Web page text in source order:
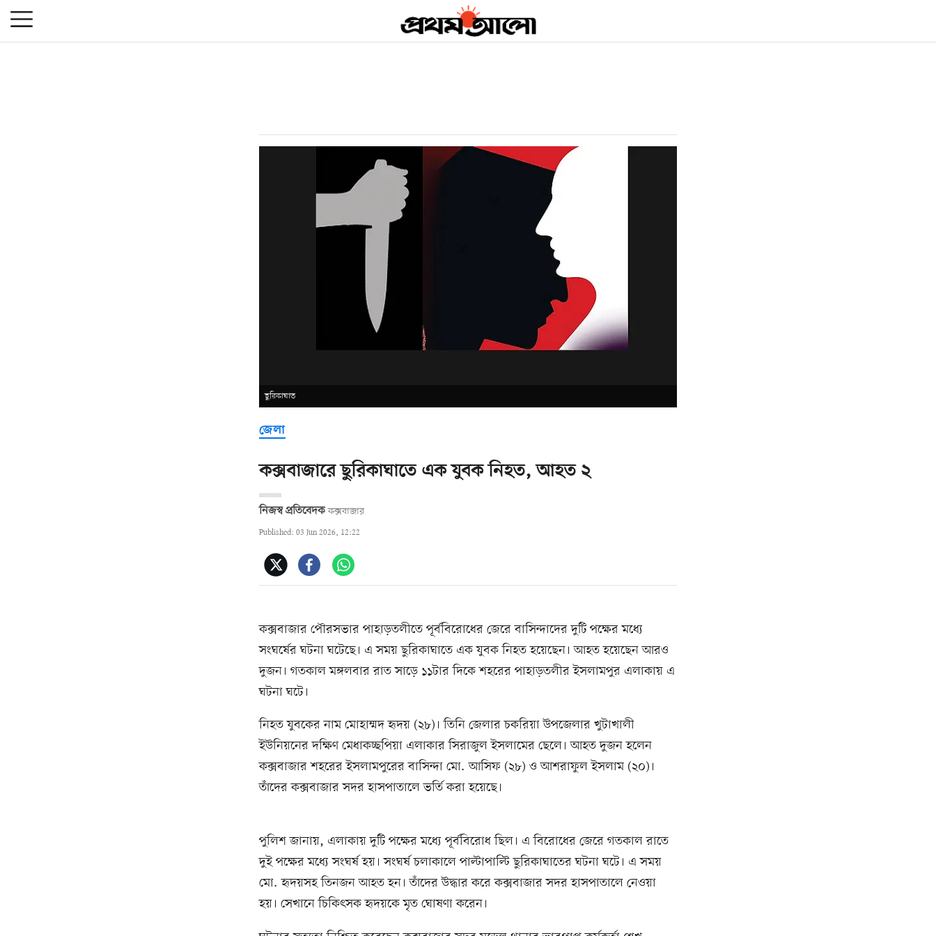
ছুরিকাঘাত
জেলা
কক্সবাজারে ছুরিকাঘাতে এক যুবক নিহত, আহত ২
নিজস্ব প্রতিবেদক কক্সবাজার
Published: 03 Jun 2026, 12:22
কক্সবাজার পৌরসভার পাহাড়তলীতে পূর্ববিরোধের জেরে বাসিন্দাদের দুটি পক্ষের মধ্যে
সংঘর্ষের ঘটনা ঘটেছে। এ সময় ছুরিকাঘাতে এক যুবক নিহত হয়েছেন। আহত হয়েছেন আরও
দুজন। গতকাল মঙ্গলবার রাত সাড়ে ১১টার দিকে শহরের পাহাড়তলীর ইসলামপুর এলাকায় এ
ঘটনা ঘটে।
নিহত যুবকের নাম মোহাম্মদ হৃদয় (২৮)। তিনি জেলার চকরিয়া উপজেলার খুটাখালী
ইউনিয়নের দক্ষিণ মেধাকচ্ছপিয়া এলাকার সিরাজুল ইসলামের ছেলে। আহত দুজন হলেন
কক্সবাজার শহরের ইসলামপুরের বাসিন্দা মো. আসিফ (২৮) ও আশরাফুল ইসলাম (২০)।
তাঁদের কক্সবাজার সদর হাসপাতালে ভর্তি করা হয়েছে।
পুলিশ জানায়, এলাকায় দুটি পক্ষের মধ্যে পূর্ববিরোধ ছিল। এ বিরোধের জেরে গতকাল রাতে
দুই পক্ষের মধ্যে সংঘর্ষ হয়। সংঘর্ষ চলাকালে পাল্টাপাল্টি ছুরিকাঘাতের ঘটনা ঘটে। এ সময়
মো. হৃদয়সহ তিনজন আহত হন। তাঁদের উদ্ধার করে কক্সবাজার সদর হাসপাতালে নেওয়া
হয়। সেখানে চিকিৎসক হৃদয়কে মৃত ঘোষণা করেন।